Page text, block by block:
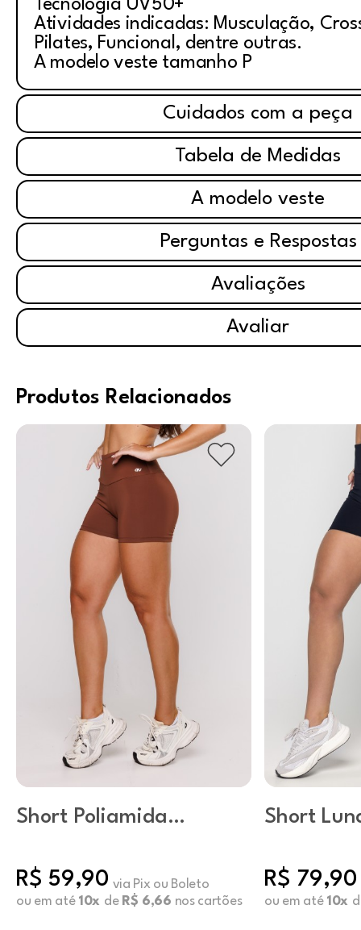
Tecnologia UV50+
Atividades indicadas: Musculação,
Pilates, Funcional, dentre outras.
A modelo veste tamanho P
Cuidados com a peça
Tabela de Medidas
A modelo veste
Perguntas e Respostas
Avaliações
Avaliar
Produtos Relacionados
Short Poliamida
R$ 59,90 via Pix ou Boleto
ou em até 10x de R$ 6,66 nos cartões
Short
R$ 79,90
ou em até 10x